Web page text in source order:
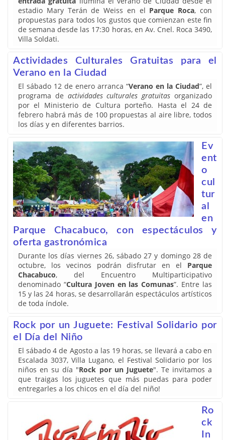
estadio Mary Terán de Weiss en el Parque Roca, con
propuestas para todos los gustos que comienzan este fin
de semana desde las 17:30 horas, en Av. Cnel. Roca 3490,
Villa Soldati.
Actividades Culturales Gratuitas para el
Verano en la Ciudad
El sábado 12 de enero arranca “Verano en la Ciudad”, el
programa de actividades culturales gratuitas organizado
por el Ministerio de Cultura porteño. Hasta el 24 de
febrero habrá más de 100 propuestas al aire libre, todos
los días y en diferentes barrios.
Ev
ent
o
cul
tur
al
en
Parque Chacabuco, con espectáculos y
oferta gastronómica
Durante los días viernes 26, sábado 27 y domingo 28 de
octubre, los vecinos podrán disfrutar en el Parque
Chacabuco, del Encuentro Multiparticipativo
denominado “Cultura Joven en las Comunas”. Entre las
15 y las 24 horas, se desarrollarán espectáculos artísticos
de toda índole.
Rock por un Juguete: Festival Solidario por
el Día del Niño
El sábado 4 de Agosto a las 19 horas, se llevará a cabo en
Escalada 3037, Villa Lugano, el Festival Solidario por los
niños en su día "Rock por un Juguete". Te invitamos a
que traigas los juguetes que más puedas para poder
entregarles a los chicos en el día del niño!
Ro
ck
In